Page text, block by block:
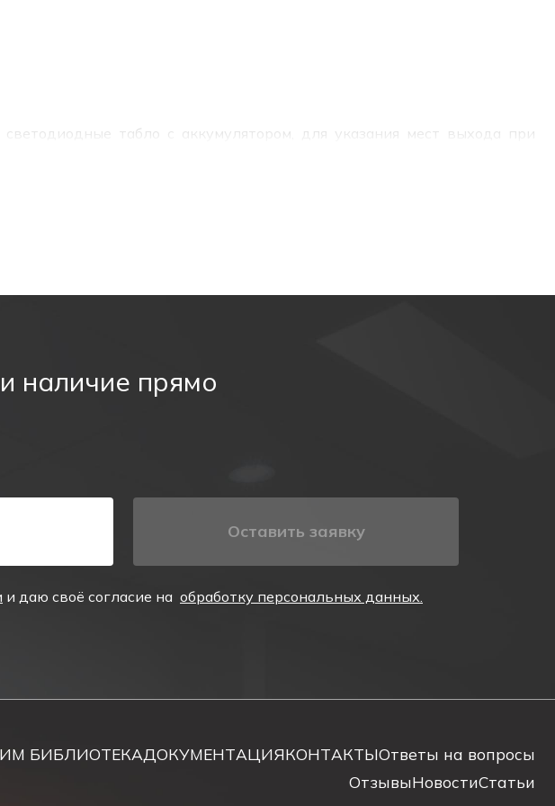
табло с аккумулятором, для указания мест выхода при
2.0 (стрелка вниз)", технических возможностях и модификациях вы
в город , стоимость в зависимости от объема заказа, готовое
наличие прямо
Оставить заявку
и даю своё согласие на обработку персональных данных.
БИБЛИОТЕКАДОКУМЕНТАЦИЯКОНТАКТЫОтветы на вопросы
ОтзывыНовостиСтатьи